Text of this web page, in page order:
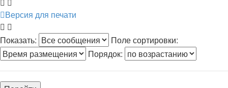
Версия для печати
Показать:
Поле сортировки:
Порядок: